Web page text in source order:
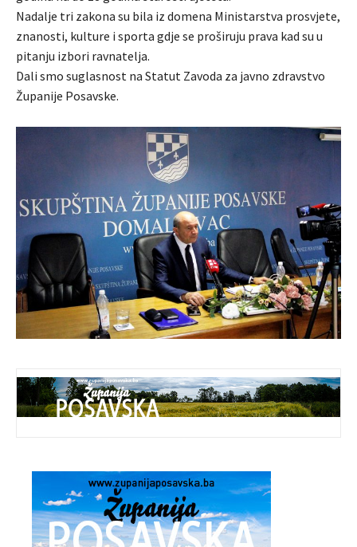
Nadalje tri zakona su bila iz domena Ministarstva prosvjete,
znanosti, kulture i sporta gdje se proširuju prava kad su u
pitanju izbori ravnatelja.
Dali smo suglasnost na Statut Zavoda za javno zdravstvo
Županije Posavske.